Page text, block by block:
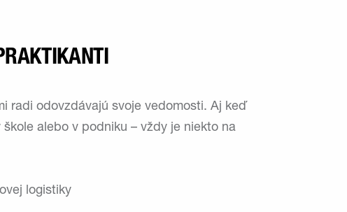
radi odovzdávajú svoje vedomosti. Aj keď
alebo v podniku – vždy je niekto na
logistiky